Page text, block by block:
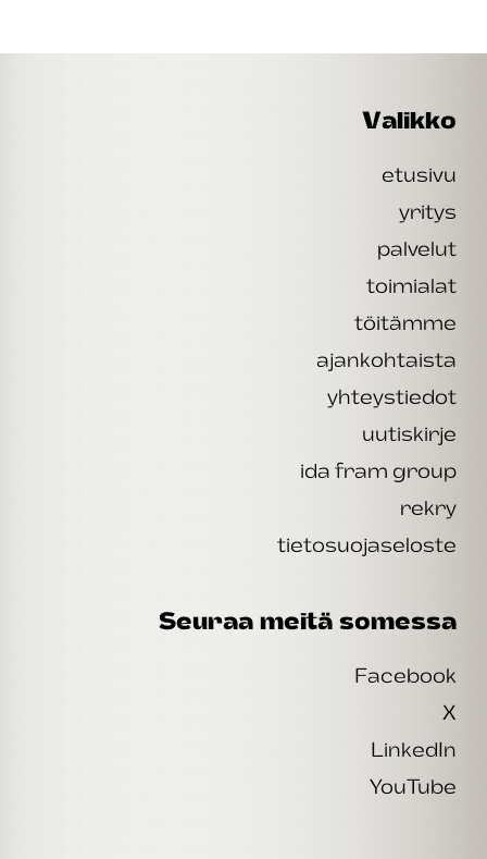
Valikko
etusivu
yritys
palvelut
toimialat
töitämme
ajankohtaista
yhteystiedot
uutiskirje
ida fram group
rekry
tietosuojaseloste
Seuraa meitä somessa
Facebook
X
LinkedIn
YouTube